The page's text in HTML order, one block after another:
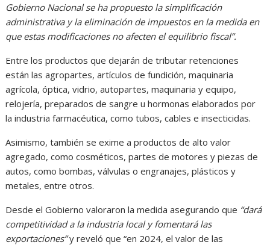
Gobierno Nacional se ha propuesto la simplificación
administrativa y la eliminación de impuestos en la medida en
que estas modificaciones no afecten el equilibrio fiscal”.
Entre los productos que dejarán de tributar retenciones
están las agropartes, artículos de fundición, maquinaria
agrícola, óptica, vidrio, autopartes, maquinaria y equipo,
relojería, preparados de sangre u hormonas elaborados por
la industria farmacéutica, como tubos, cables e insecticidas.
Asimismo, también se exime a productos de alto valor
agregado, como cosméticos, partes de motores y piezas de
autos, como bombas, válvulas o engranajes, plásticos y
metales, entre otros.
Desde el Gobierno valoraron la medida asegurando que “dará
competitividad a la industria local y fomentará las
exportaciones”y reveló que “en 2024, el valor de las